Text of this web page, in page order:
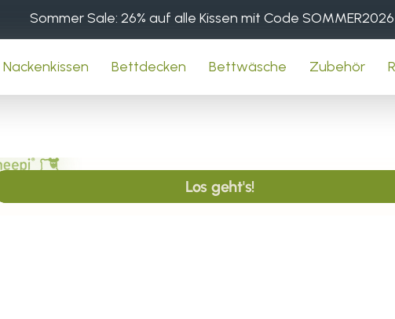
Sommer Sale: 26% auf alle Kissen mit Code SOMMER2026
Nackenkissen Bettdecken Bettwäsche Zubehör